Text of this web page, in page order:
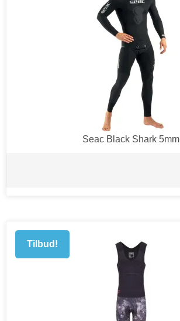
Seac Black Shark 5mm
Tilbud!